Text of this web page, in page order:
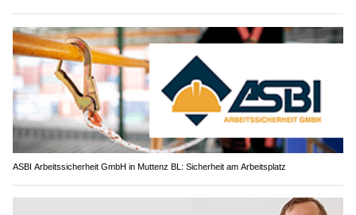
ASBI Arbeitssicherheit GmbH in Muttenz BL: Sicherheit am Arbeitsplatz